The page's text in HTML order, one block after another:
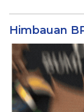
Himbauan